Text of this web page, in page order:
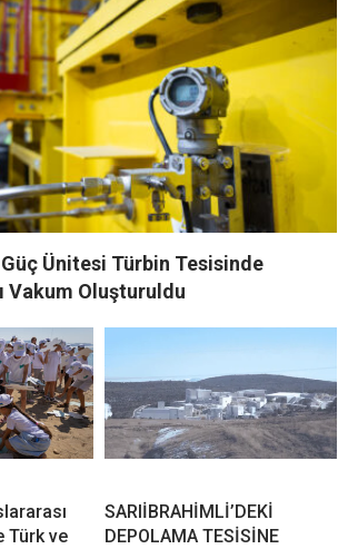
Ünitesi Türbin Tesisinde
Vakum Oluşturuldu
Türk ve
SARIİBRAHİMLİ’DEKİ
DEPOLAMA TESİSİNE